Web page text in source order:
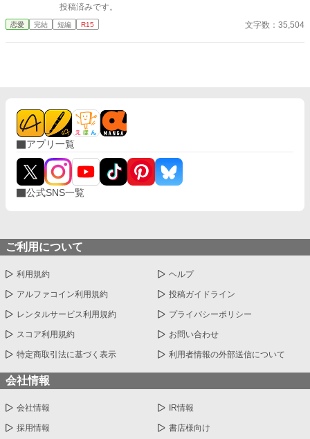
投稿済みです。
恋愛 完結 短編 R15 文字数：35,504
アプリ一覧
公式SNS一覧
ご利用について
利用規約 ヘルプ
アルファコイン利用規約 投稿ガイドライン
レンタルサービス利用規約 プライバシーポリシー
スコア利用規約 お問い合わせ
特定商取引法に基づく表示 利用者情報の外部送信について
会社情報
会社情報 IR情報
採用情報 書店様向け